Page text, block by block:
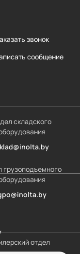
звонок
сообщение
складского
грузоподъемного
отдел